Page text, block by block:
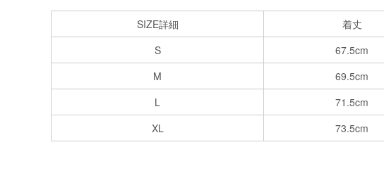
SIZE詳細 着丈
S
67.5cm
M
69.5cm
L
71.5cm
XL
73.5cm